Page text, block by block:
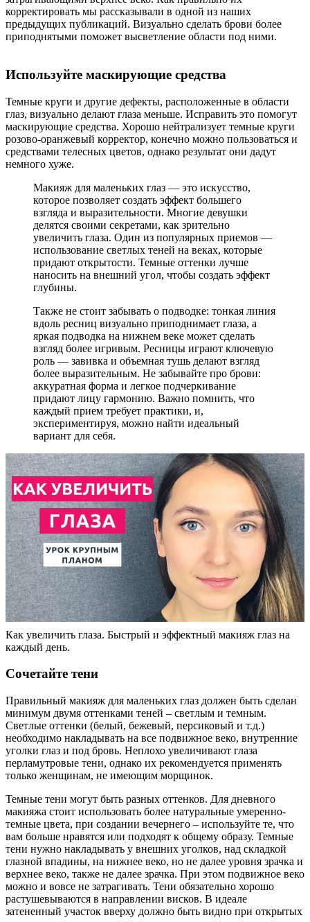
корректировать мы рассказывали в одной из наших
предыдущих публикаций. Визуально сделать брови более
приподнятыми поможет высветление области под ними.
Используйте маскирующие средства
Темные круги и другие дефекты, расположенные в области
глаз, визуально делают глаза меньше. Исправить это помогут
маскирующие средства. Хорошо нейтрализует темные круги
розово-оранжевый корректор, конечно можно пользоваться и
средствами телесных цветов, однако результат они дадут
немного хуже.
Макияж для маленьких глаз — это искусство,
которое позволяет создать эффект большего
взгляда и выразительности. Многие девушки
делятся своими секретами, как зрительно
увеличить глаза. Один из популярных приемов —
использование светлых теней на веках, которые
придают открытости. Темные оттенки лучше
наносить на внешний угол, чтобы создать эффект
глубины.
Также не стоит забывать о подводке: тонкая линия
вдоль ресниц визуально приподнимает глаза, а
яркая подводка на нижнем веке может сделать
взгляд более игривым. Ресницы играют ключевую
роль — завивка и объемная тушь делают взгляд
более выразительным. Не забывайте про брови:
аккуратная форма и легкое подчеркивание
придают лицу гармонию. Важно помнить, что
каждый прием требует практики, и,
экспериментируя, можно найти идеальный
вариант для себя.
Как увеличить глаза. Быстрый и эффектный макияж глаз на
каждый день.
Сочетайте тени
Правильный макияж для маленьких глаз должен быть сделан
минимум двумя оттенками теней – светлым и темным.
Светлые оттенки (белый, бежевый, персиковый и т.д.)
необходимо накладывать на все подвижное веко, внутренние
уголки глаз и под бровь. Неплохо увеличивают глаза
перламутровые тени, однако их рекомендуется применять
только женщинам, не имеющим морщинок.
Темные тени могут быть разных оттенков. Для дневного
макияжа стоит использовать более натуральные умеренно-
темные цвета, при создании вечернего – используйте те, что
вам больше нравятся или подходят к общему образу. Темные
тени нужно накладывать у внешних уголков, над складкой
глазной впадины, на нижнее веко, но не далее уровня зрачка и
верхнее веко, также не далее зрачка. При этом подвижное веко
можно и вовсе не затрагивать. Тени обязательно хорошо
растушевываются в направлении висков. В идеале
затененный участок вверху должно быть видно при открытых